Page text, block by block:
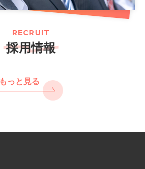
RECRUIT
採用情報
もっと見る